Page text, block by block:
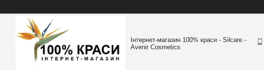
Інтернет-магазин 100% краси - Silcare -
Avenir Cosmetics